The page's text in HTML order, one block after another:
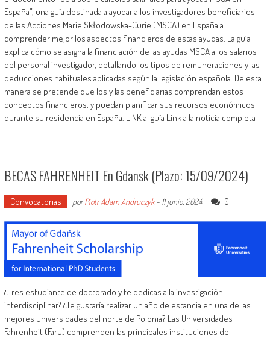
España”, una guía destinada a ayudar a los investigadores beneficiarios
de las Acciones Marie Skłodowska-Curie (MSCA) en España a
comprender mejor los aspectos financieros de estas ayudas. La guía
explica cómo se asigna la financiación de las ayudas MSCA a los salarios
del personal investigador, detallando los tipos de remuneraciones y las
deducciones habituales aplicadas según la legislación española. De esta
manera se pretende que los y las beneficiarias comprendan estos
conceptos financieros, y puedan planificar sus recursos económicos
durante su residencia en España. LINK al guía Link a la noticia completa
BECAS FAHRENHEIT En Gdansk (plazo: 15/09/2024)
Convocatorias porPiotr Adam Andruczyk- 11 junio, 2024 0
¿Eres estudiante de doctorado y te dedicas a la investigación
interdisciplinar? ¿Te gustaría realizar un año de estancia en una de las
mejores universidades del norte de Polonia? Las Universidades
Fahrenheit (FarU) comprenden las principales instituciones de